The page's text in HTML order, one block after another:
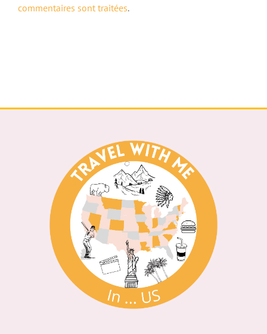
commentaires sont traitées.